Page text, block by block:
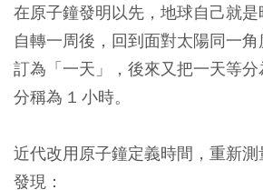
在原子鐘發明以先，地球自己就
自轉一周後，回到面對太陽同一角
訂為「一天」，後來又把一天等
分稱為 1 小時。
近代改用原子鐘定義時間，重新
發現：